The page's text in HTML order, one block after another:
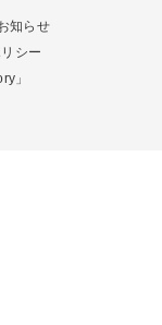
知らせ
シー
」